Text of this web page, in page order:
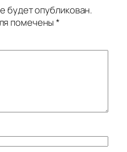
будет опубликован.
помечены*